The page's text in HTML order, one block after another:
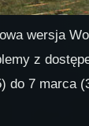
wersja
z
do 7 marca